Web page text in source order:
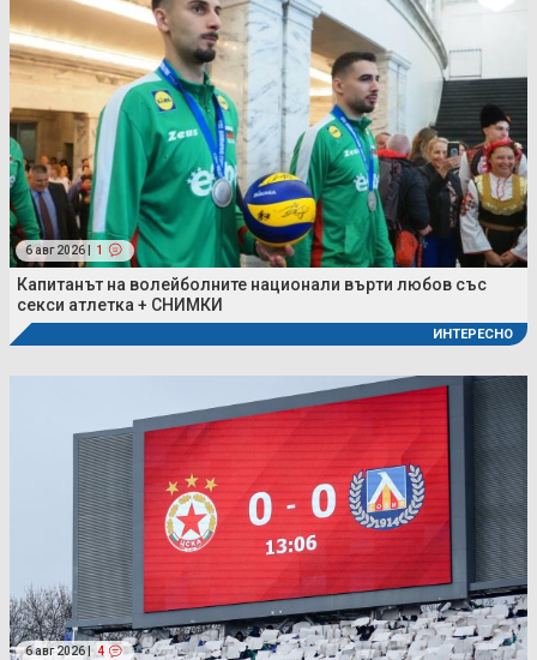
6 авг 2026 | 1
Капитанът на волейболните национали върти любов със
секси атлетка + СНИМКИ
ИНТЕРЕСНО
6 авг 2026 | 4